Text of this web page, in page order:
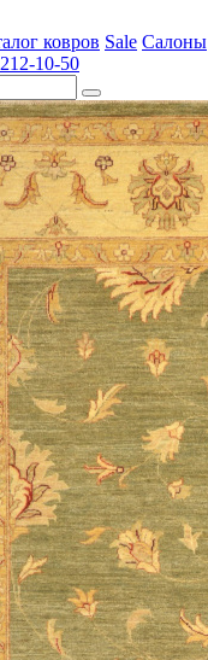
ковров Sale Салоны
10-50